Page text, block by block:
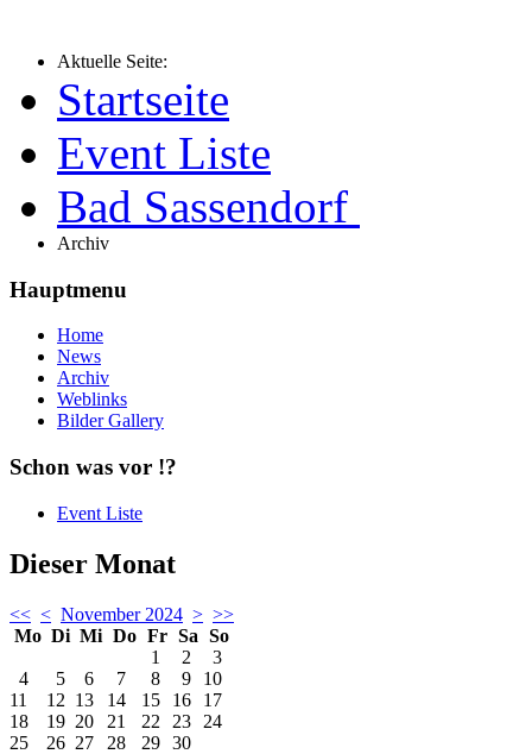
Aktuelle Seite:
Startseite
Event Liste
Bad Sassendorf
Archiv
Hauptmenu
Home
News
Archiv
Weblinks
Bilder Gallery
Schon was vor !?
Event Liste
Dieser Monat
<< < November 2024 > >>
Mo Di Mi Do Fr Sa So
1
2
3
4
5 6 7 8 9
10
11
12 13 14 15 16
17
18
19 20 21 22 23
24
25
26 27 28 29 30